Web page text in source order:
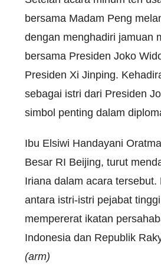
bersama Madam Peng
dengan menghadiri jamuan
bersama Presiden Joko
Presiden Xi Jinping.
sebagai istri dari Presiden
simbol penting dalam
Ibu Elsiwi Handayani
Besar RI Beijing, turut
Iriana dalam acara tersebut.
antara istri-istri pejabat
mempererat ikatan
Indonesia dan Republik
(arm)